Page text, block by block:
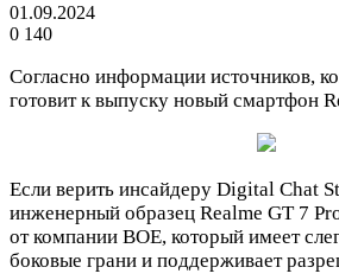
01.09.2024
0 140
Согласно информации источников,
готовит к выпуску новый смартфон
Если верить инсайдеру Digital Chat
инженерный образец Realme GT 7
от компании BOE, который имеет
боковые грани и поддерживает